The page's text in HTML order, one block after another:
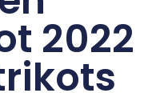
2022